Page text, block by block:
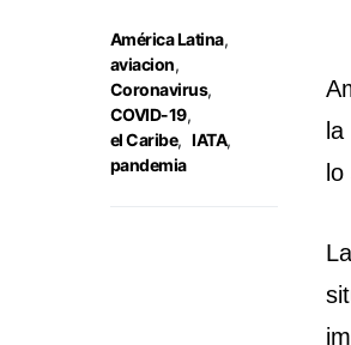
América Latina,
aviacion,
Coronavirus,
COVID-19,
el Caribe, IATA,
pandemia